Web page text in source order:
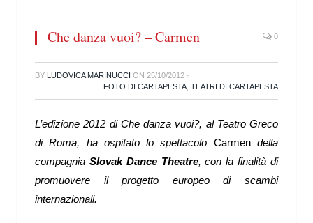
Che danza vuoi? – Carmen 0
BY LUDOVICA MARINUCCI ON 25/10/2012 ·
FOTO DI CARTAPESTA TEATRI DI CARTAPESTA
L’edizione 2012 di Che danza vuoi?, al Teatro Greco
di Roma, ha ospitato lo spettacolo Carmendella
compagnia Slovak Dance Theatre, con la finalità di
promuovere il progetto europeo di scambi
internazionali.